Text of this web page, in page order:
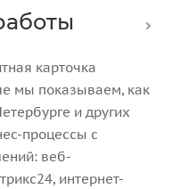
карточка
мы показываем, как
и других
процессы с
веб-
интернет-